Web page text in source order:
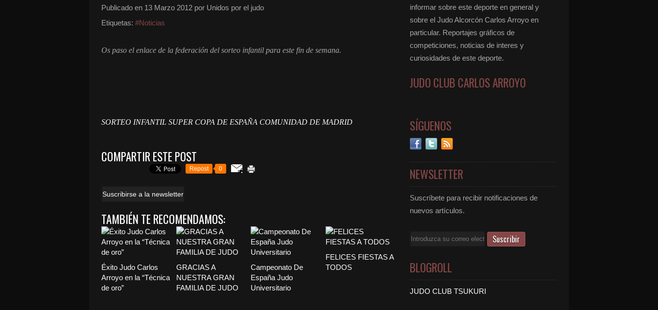
Publicado en 13 Marzo 2012 por Unidos por el judo
Etiquetas: #Noticias
Os paso el enlace de la federación del sorteo infantil para este fin de semana.
SORTEO INFANTIL SUPER COPA DE ESPAÑA COMUNIDAD DE MADRID
COMPARTIR ESTE POST
Repost 0
Suscribirse a la newsletter
TAMBIÉN TE RECOMENDAMOS:
Éxito Judo Carlos
Arroyo en la “Técnica
de oro”
GRACIAS A
NUESTRA GRAN
FAMILIA DE JUDO
Campeonato De
España Judo
Universitario
FELICES FIESTAS A
TODOS
informar sobre este deporte en general y
sobre el Judo Alcorcón Carlos Arroyo en
particular. Reportajes gráficos de
competiciones, noticias de interes y
curiosidades de este deporte.
JUDO CLUB CARLOS ARROYO
SÍGUENOS
NEWSLETTER
Suscríbete para recibir notificaciones de
nuevos artículos.
Email
BLOGROLL
JUDO CLUB TSUKURI